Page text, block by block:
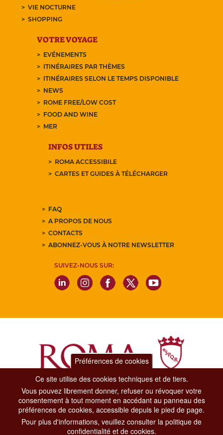
VIE NOCTURNE
SHOPPING
VOTRE VOYAGE
EVÉNEMENTS
ITINÉRAIRES PAR THÈMES
ITINÉRAIRES SELON LE TEMPS DISPONIBLE
NEWS
ROME FREE/LOW COST
FOOD AND WINE
MER
INFOS UTILES
ROMA ACCESSIBILE
CARTES ET GUIDES À TÉLÉCHARGER
FAQ
A PROPOS DE NOUS
CONTACTS
ABONNEZ-VOUS À NOTRE NEWSLETTER
SUIVEZ-NOUS SUR:
Dipartimento Grandi Eventi, Sport, Turismo e Moda.
Via di San Basilio, 51
00187 Roma
Préférences de cookies
Ce site utilise des cookies techniques et de tiers.
Vous pouvez librement donner, refuser ou révoquer votre
consentement à tout moment en accédant au panneau des
préférences de cookies, accessible depuis le pied de page.
Pour plus d'informations, veuillez consulter la politique de
confidentialité et de cookies.